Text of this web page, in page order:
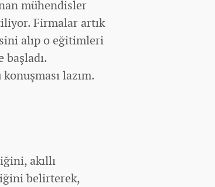
mühendisler
Firmalar artık
alıp o eğitimleri
lazım.
akıllı
belirterek,